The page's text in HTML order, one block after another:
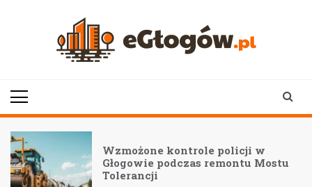
Wzmożone kontrole policji w
Głogowie podczas remontu Mostu
Tolerancji